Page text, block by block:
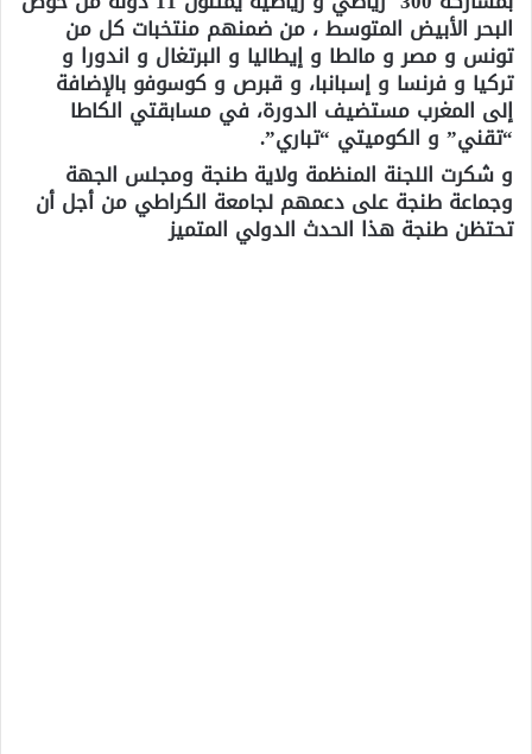
البحر الأبيض المتوسط ، من ضمنهم منتخبات كل من
تونس و مصر و مالطا و إيطاليا و البرتغال و اندورا و
تركيا و فرنسا و إسبانبا، و قبرص و كوسوفو بالإضافة
إلى المغرب مستضيف الدورة، في مسابقتي الكاطا
“تقني” و الكوميتي “تباري”.
و شكرت اللجنة المنظمة ولاية طنجة ومجلس الجهة
وجماعة طنجة على دعمهم لجامعة الكراطي من أجل أن
تحتظن طنجة هذا الحدث الدولي المتميز